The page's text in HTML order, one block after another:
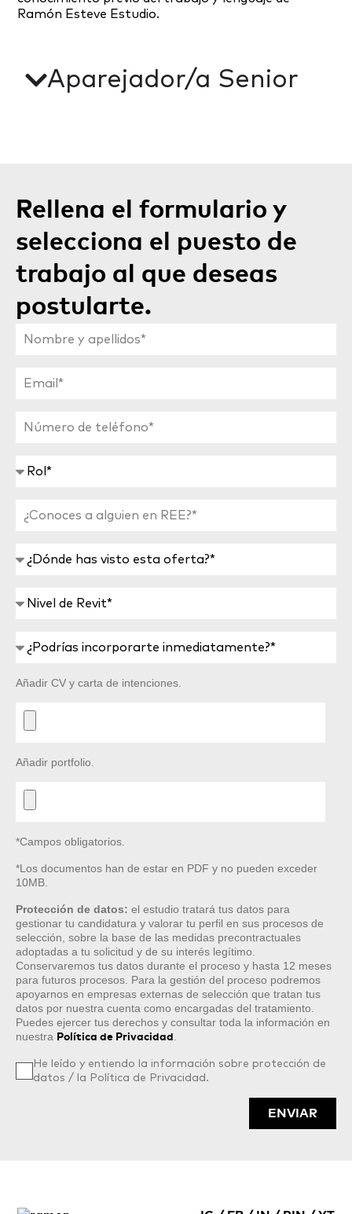
Ramón Esteve Estudio.
Aparejador/a Senior
Rellena el formulario y
selecciona el puesto de
trabajo al que deseas
postularte.
Añadir CV y carta de intenciones.
Añadir portfolio.
*Campos obligatorios.
*Los documentos han de estar en PDF y no pueden exceder
10MB.
Protección de datos: el estudio tratará tus datos para
gestionar tu candidatura y valorar tu perfil en sus procesos de
selección, sobre la base de las medidas precontractuales
adoptadas a tu solicitud y de su interés legítimo.
Conservaremos tus datos durante el proceso y hasta 12 meses
para futuros procesos. Para la gestión del proceso podremos
apoyarnos en empresas externas de selección que tratan tus
datos por nuestra cuenta como encargadas del tratamiento.
Puedes ejercer tus derechos y consultar toda la información en
nuestra Política de Privacidad
He leído y entiendo la información sobre protección de
datos / la Política de Privacidad.
ENVIAR